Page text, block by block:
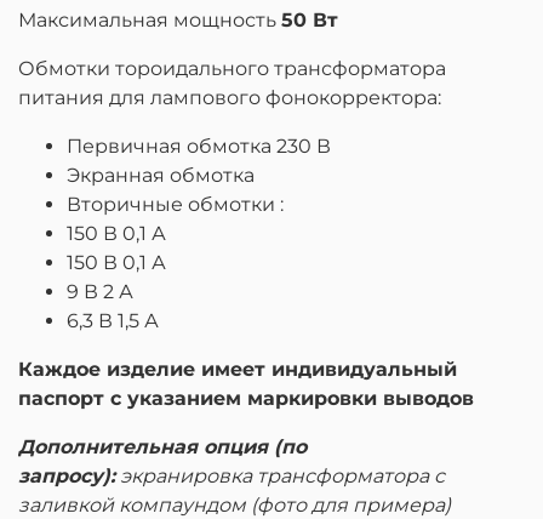
Максимальная мощность 50 Вт
Обмотки тороидального трансформатора
питания для лампового фонокорректора:
Первичная обмотка 230 В
Экранная обмотка
Вторичные обмотки :
150 В 0,1 А
150 В 0,1 А
9 В 2 А
6,3 В 1,5 А
Каждое изделие имеет индивидуальный
паспорт с указанием маркировки выводов
Дополнительная опция (по
запросу):экранировка трансформатора с
заливкой компаундом (фото для примера)